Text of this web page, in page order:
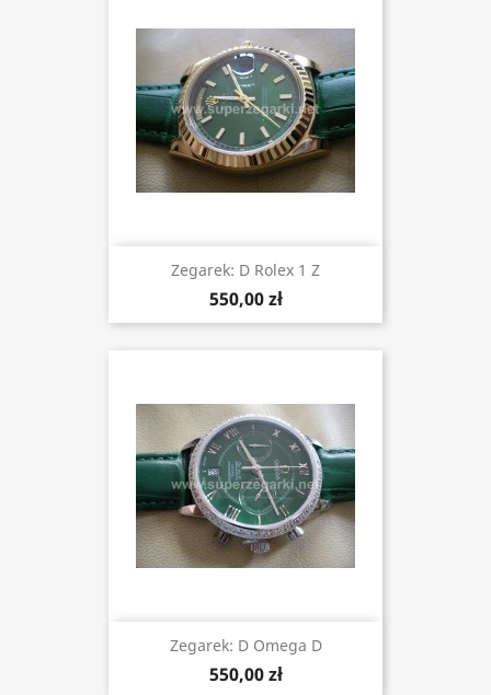
Zegarek: D Rolex 1 Z
550,00 zł
Zegarek: D Omega D
550,00 zł